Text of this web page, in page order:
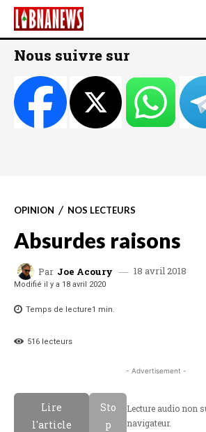
Nous suivre sur
OPINION NOS LECTEURS
Absurdes raisons
Par Joe Acoury 18 avril 2018
Modifié il y a 18 avril 2020
Temps de lecture1 min.
516 lecteurs
- Advertisement -
Lire
l'article
Sto
p
Lecture audio non
navigateur.